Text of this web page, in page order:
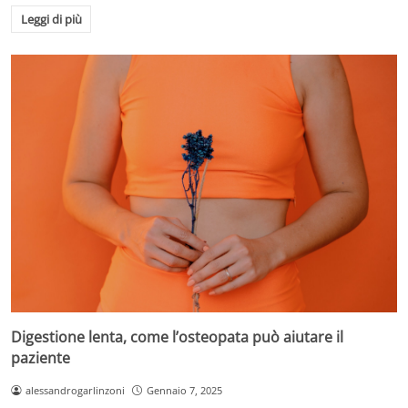
Leggi di più
Digestione lenta, come l’osteopata può aiutare il
paziente
alessandrogarlinzoni Gennaio 7, 2025